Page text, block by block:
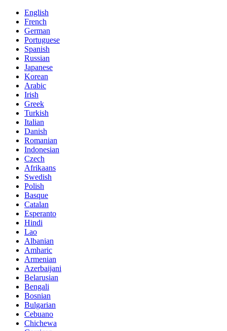
English
French
German
Portuguese
Spanish
Russian
Japanese
Korean
Arabic
Irish
Greek
Turkish
Italian
Danish
Romanian
Indonesian
Czech
Afrikaans
Swedish
Polish
Basque
Catalan
Esperanto
Hindi
Lao
Albanian
Amharic
Armenian
Azerbaijani
Belarusian
Bengali
Bosnian
Bulgarian
Cebuano
Chichewa